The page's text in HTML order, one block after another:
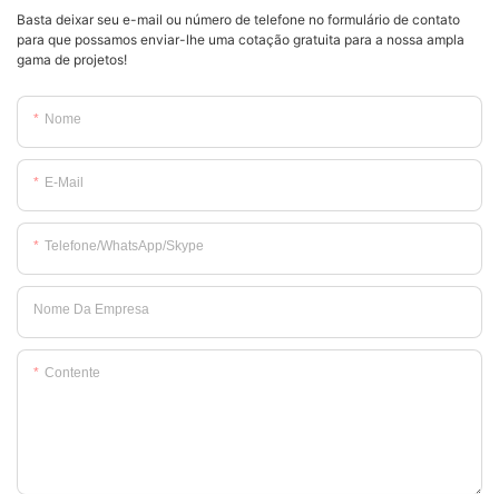
Basta deixar seu e-mail ou número de telefone no formulário de contato
para que possamos enviar-lhe uma cotação gratuita para a nossa ampla
gama de projetos!
Nome
E-Mail
Telefone/WhatsApp/Skype
Nome Da Empresa
Contente